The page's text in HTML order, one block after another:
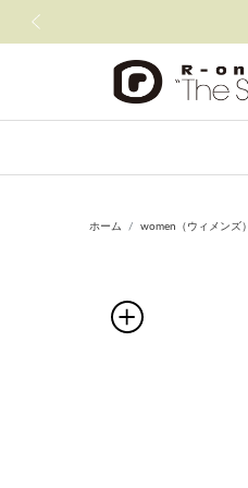
ホーム women（ウィメンズ）